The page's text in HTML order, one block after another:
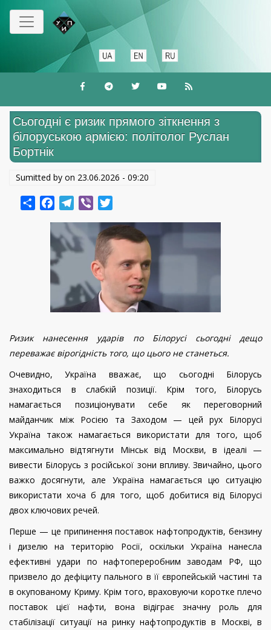
Перейти
основному
Сьогодні є ризик прямого зіткнення з
білоруською армією: політолог Руслан
Бортнік
Sumitted by on 23.06.2026 - 09:20
ShareFacebookTelegram
Viber
Ризик нанесення ударів по Білорусі сьогодні дещо
переважає вірогідність того, що цього не станеться.
Очевидно, Україна вважає, що сьогодні Білорусь
знаходиться в слабкій позиції. Крім того, Білорусь
намагається позиціонувати себе як переговорний
майданчик між Росією та Заходом — цей рух Білорусі
Україна також намагається використати для того, щоб
максимально відтягнути Мінськ від Москви, в ідеалі —
вивести Білорусь з російської зони впливу. Звичайно, цього
важко досягнути, але Україна намагається цю ситуацію
використати хоча б для того, щоб добитися від Білорусі
двох ключових речей.
Перше — це припинення поставок нафтопродуктів, бензину
і дизелю на територію Росії, оскільки Україна нанесла
ефективні удари по нафтопереробним заводам РФ, що
призвело до дефіциту пального в її європейській частині та
в окупованому Криму. Крім того, враховуючи коротке плечо
поставок цієї нафти, вона відіграє значну роль для
стабілізації ситуації на ринку нафтопродуктів в Москві, в